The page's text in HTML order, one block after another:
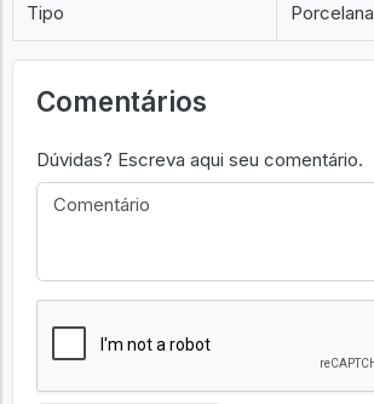
Tipo Porcelana
Comentários
Dúvidas? Escreva aqui seu comentário.